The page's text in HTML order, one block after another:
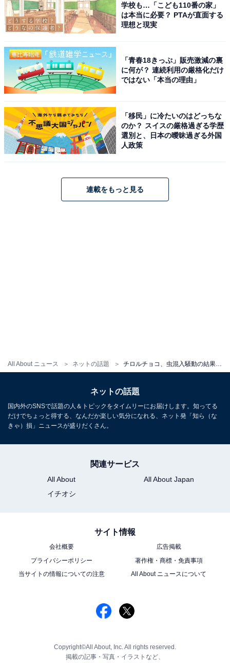
All About ニュース ネットの話題 チロルチョコ、虫混入騒動の結果報告に「寛大すぎ」「買って応援します」と対応に称賛集まる
学校も…「こども110番の家」
は本当に必要？ PTAが直面する
理想と現実
「青春18きっぷ」販売激減の裏
に何が？ 連続利用の厳格化だけ
ではない「本当の理由」
「移民」に冷たいのはどっちな
のか？ スイスの厳格過ぎる学歴
選別と、日本の曖昧過ぎる外国
人政策
連載をもっと見る
ネットの話題
国内外のSNSで話題の人＆トピックをタイムリーにお届けします。知ってる
だけでちょっと得する、なんだか楽しい気分になれる、ネット発「知ら（な
きゃ）損」ニュースが盛りだくさん。
関連サービス
All About
All About Japan
イチオシ
サイト情報
会社概要
広告掲載
プライバシーポリシー
著作権・商標・免責事項
当サイトの情報についての注意
All About ニュースについて
Copyright©All About, Inc. All rights reserved.
掲載の記事・写真・イラストなど、